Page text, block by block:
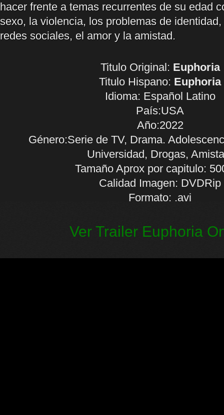
hacer frente a temas recurrentes de su edad
sexo, la violencia, los problemas de
redes sociales, el amor y la amistad.
Titulo Original: Euphoria
Titulo Hispano: Euphoria
Idioma: Español Latino
País:USA
Año:2022
Género:Serie de TV, Drama.
Universidad, Drogas,
Tamaño Aprox por capitulo:
Calidad Imagen: DVDRip
Formato: .avi
Ver Trailer Euphoria